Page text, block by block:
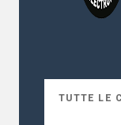
TUTTE LE